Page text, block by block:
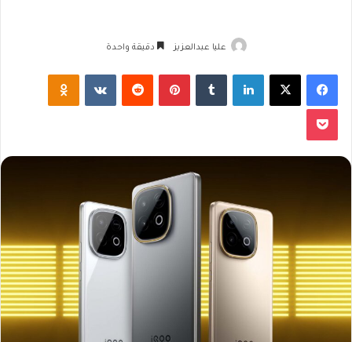
عليا عبدالعزيز دقيقة واحدة
فيسبوك لينكدإن بينتيريست